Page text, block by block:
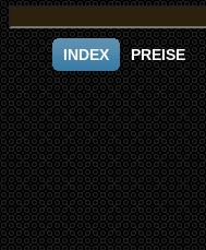
INDEX PREISE